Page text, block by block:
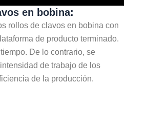
en bobina:
rollos de clavos en bobina con
de producto terminado.
De lo contrario, se
de trabajo de los
de la producción.